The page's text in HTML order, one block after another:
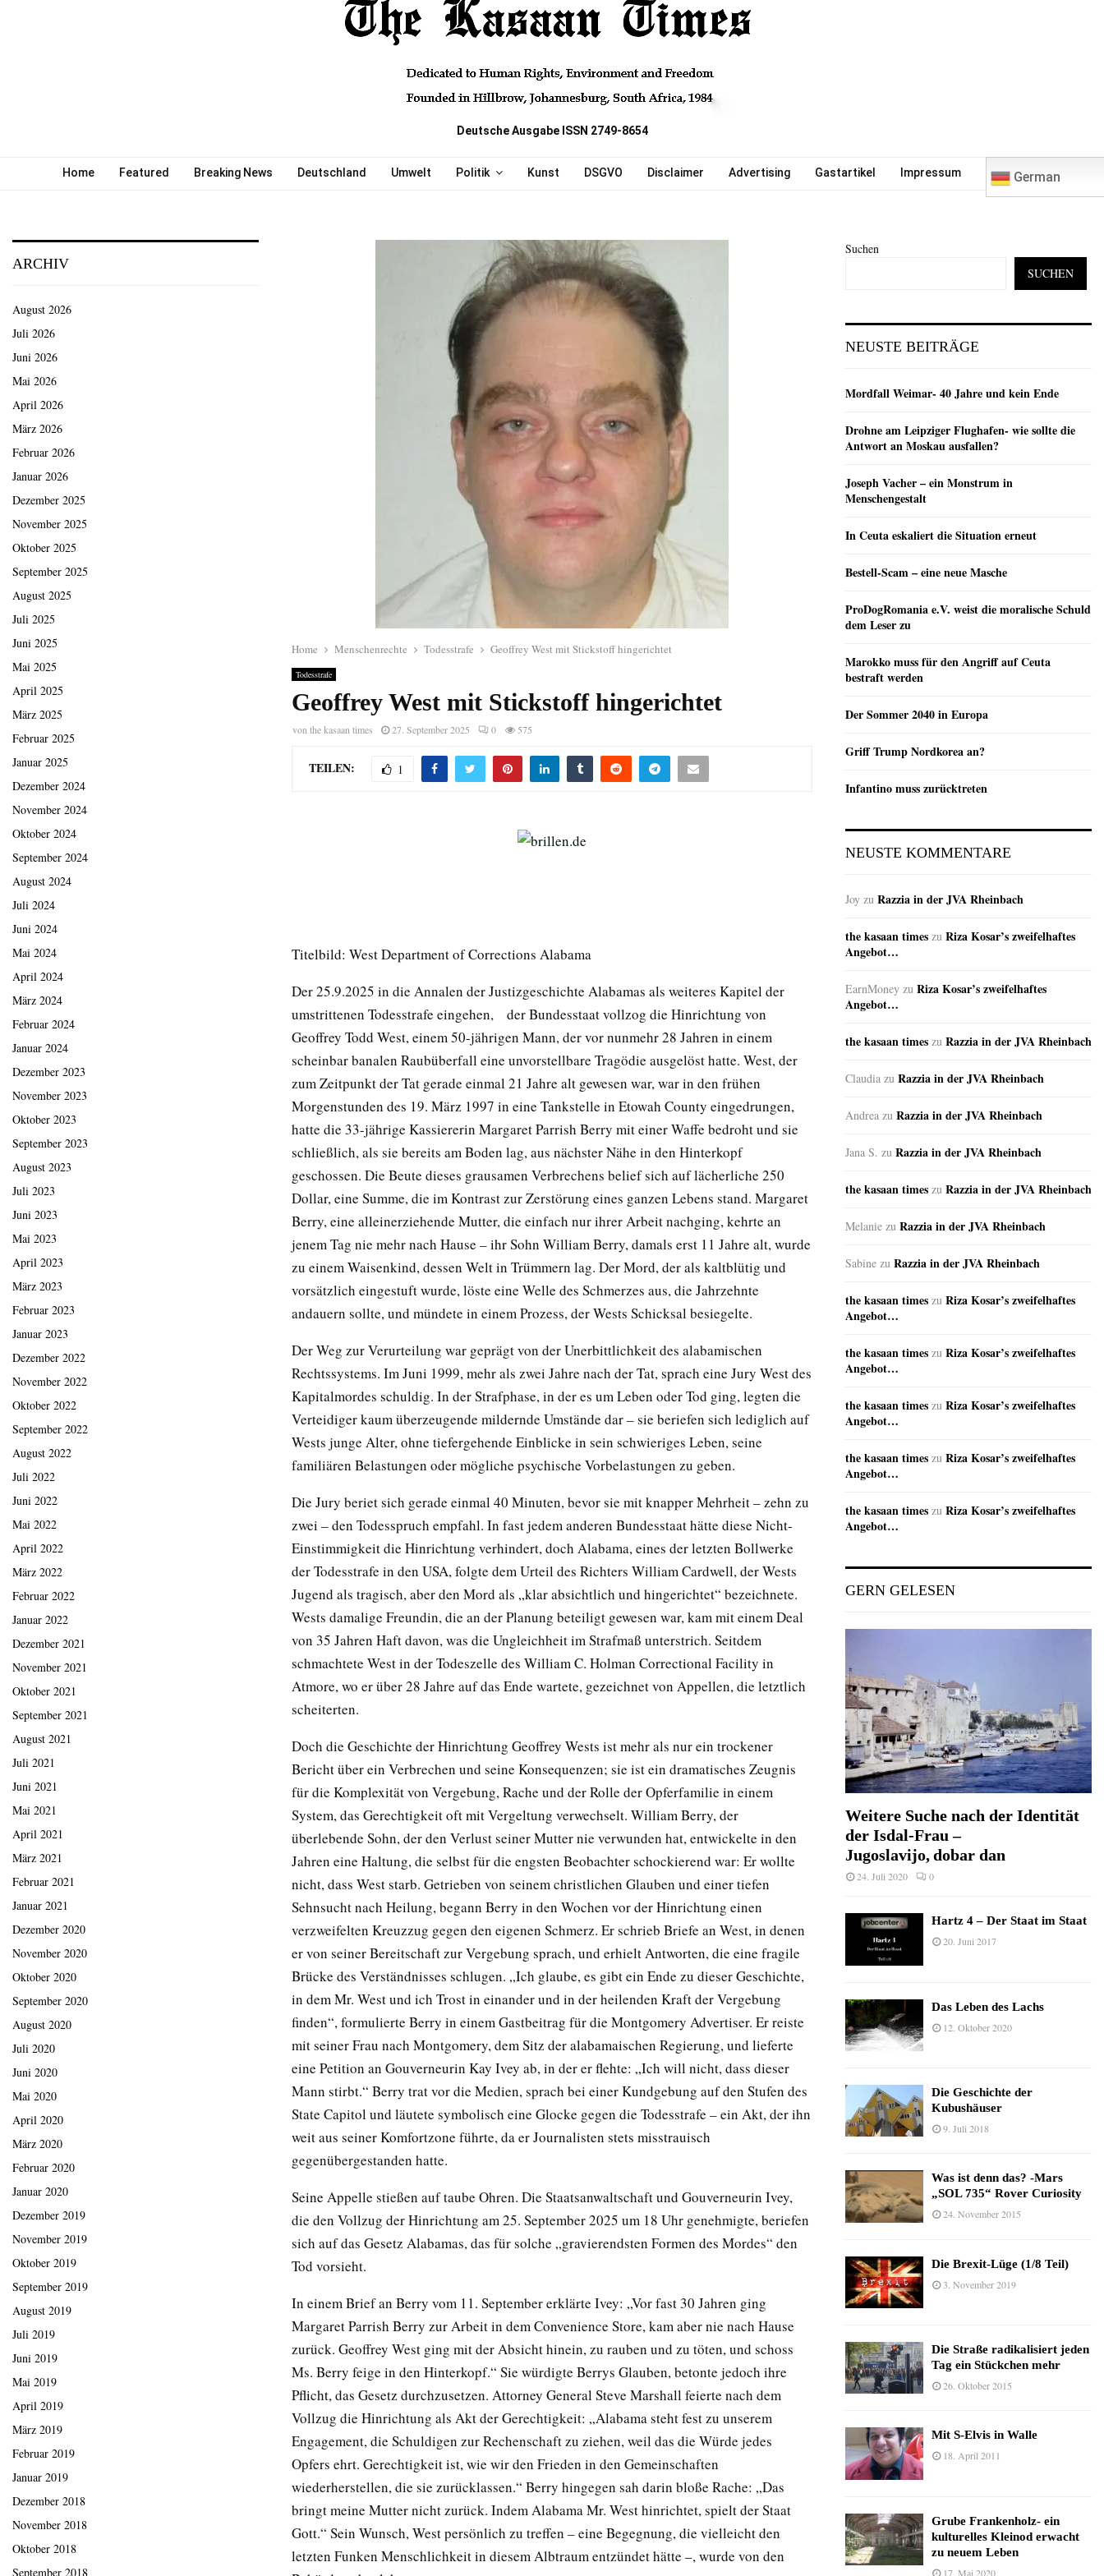
Deutsche Ausgabe ISSN 2749-8654
Home Featured Breaking News Deutschland Umwelt Politik Kunst DSGVO Disclaimer Advertising Gastartikel Impressum German
Home Menschenrechte Todesstrafe Geoffrey West mit Stickstoff hingerichtet
Todesstrafe
Geoffrey West mit Stickstoff hingerichtet
vonthe kasaan times 27. September 2025 0 575
TEILEN: 1
Titelbild: West Department of Corrections Alabama
Der 25.9.2025 in die Annalen der Justizgeschichte Alabamas als weiteres Kapitel der
umstrittenen Todesstrafe eingehen, der Bundesstaat vollzog die Hinrichtung von
Geoffrey Todd West, einem 50-jährigen Mann, der vor nunmehr 28 Jahren in einem
scheinbar banalen Raubüberfall eine unvorstellbare Tragödie ausgelöst hatte. West, der
zum Zeitpunkt der Tat gerade einmal 21 Jahre alt gewesen war, war in den frühen
Morgenstunden des 19. März 1997 in eine Tankstelle in Etowah County eingedrungen,
hatte die 33-jährige Kassiererin Margaret Parrish Berry mit einer Waffe bedroht und sie
schließlich, als sie bereits am Boden lag, aus nächster Nähe in den Hinterkopf
geschossen. Die Beute dieses grausamen Verbrechens belief sich auf lächerliche 250
Dollar, eine Summe, die im Kontrast zur Zerstörung eines ganzen Lebens stand. Margaret
Berry, eine alleinerziehende Mutter, die einfach nur ihrer Arbeit nachging, kehrte an
jenem Tag nie mehr nach Hause – ihr Sohn William Berry, damals erst 11 Jahre alt, wurde
zu einem Waisenkind, dessen Welt in Trümmern lag. Der Mord, der als kaltblütig und
vorsätzlich eingestuft wurde, löste eine Welle des Schmerzes aus, die Jahrzehnte
andauern sollte, und mündete in einem Prozess, der Wests Schicksal besiegelte.
Der Weg zur Verurteilung war geprägt von der Unerbittlichkeit des alabamischen
Rechtssystems. Im Juni 1999, mehr als zwei Jahre nach der Tat, sprach eine Jury West des
Kapitalmordes schuldig. In der Strafphase, in der es um Leben oder Tod ging, legten die
Verteidiger kaum überzeugende mildernde Umstände dar – sie beriefen sich lediglich auf
Wests junge Alter, ohne tiefergehende Einblicke in sein schwieriges Leben, seine
familiären Belastungen oder mögliche psychische Vorbelastungen zu geben.
Die Jury beriet sich gerade einmal 40 Minuten, bevor sie mit knapper Mehrheit – zehn zu
zwei – den Todesspruch empfahl. In fast jedem anderen Bundesstaat hätte diese Nicht-
Einstimmigkeit die Hinrichtung verhindert, doch Alabama, eines der letzten Bollwerke
der Todesstrafe in den USA, folgte dem Urteil des Richters William Cardwell, der Wests
Jugend als tragisch, aber den Mord als „klar absichtlich und hingerichtet“ bezeichnete.
Wests damalige Freundin, die an der Planung beteiligt gewesen war, kam mit einem Deal
von 35 Jahren Haft davon, was die Ungleichheit im Strafmaß unterstrich. Seitdem
schmachtete West in der Todeszelle des William C. Holman Correctional Facility in
Atmore, wo er über 28 Jahre auf das Ende wartete, gezeichnet von Appellen, die letztlich
scheiterten.
Doch die Geschichte der Hinrichtung Geoffrey Wests ist mehr als nur ein trockener
Bericht über ein Verbrechen und seine Konsequenzen; sie ist ein dramatisches Zeugnis
für die Komplexität von Vergebung, Rache und der Rolle der Opferfamilie in einem
System, das Gerechtigkeit oft mit Vergeltung verwechselt. William Berry, der
überlebende Sohn, der den Verlust seiner Mutter nie verwunden hat, entwickelte in den
Jahren eine Haltung, die selbst für die engsten Beobachter schockierend war: Er wollte
nicht, dass West starb. Getrieben von seinem christlichen Glauben und einer tiefen
Sehnsucht nach Heilung, begann Berry in den Wochen vor der Hinrichtung einen
verzweifelten Kreuzzug gegen den eigenen Schmerz. Er schrieb Briefe an West, in denen
er von seiner Bereitschaft zur Vergebung sprach, und erhielt Antworten, die eine fragile
Brücke des Verständnisses schlugen. „Ich glaube, es gibt ein Ende zu dieser Geschichte,
in dem Mr. West und ich Trost in einander und in der heilenden Kraft der Vergebung
finden“, formulierte Berry in einem Gastbeitrag für die Montgomery Advertiser. Er reiste
mit seiner Frau nach Montgomery, dem Sitz der alabamaischen Regierung, und lieferte
eine Petition an Gouverneurin Kay Ivey ab, in der er flehte: „Ich will nicht, dass dieser
Mann stirbt.“ Berry trat vor die Medien, sprach bei einer Kundgebung auf den Stufen des
State Capitol und läutete symbolisch eine Glocke gegen die Todesstrafe – ein Akt, der ihn
weit aus seiner Komfortzone führte, da er Journalisten stets misstrauisch
gegenübergestanden hatte.
Seine Appelle stießen auf taube Ohren. Die Staatsanwaltschaft und Gouverneurin Ivey,
die den Vollzug der Hinrichtung am 25. September 2025 um 18 Uhr genehmigte, beriefen
sich auf das Gesetz Alabamas, das für solche „gravierendsten Formen des Mordes“ den
Tod vorsieht.
In einem Brief an Berry vom 11. September erklärte Ivey: „Vor fast 30 Jahren ging
Margaret Parrish Berry zur Arbeit in dem Convenience Store, kam aber nie nach Hause
zurück. Geoffrey West ging mit der Absicht hinein, zu rauben und zu töten, und schoss
Ms. Berry feige in den Hinterkopf.“ Sie würdigte Berrys Glauben, betonte jedoch ihre
Pflicht, das Gesetz durchzusetzen. Attorney General Steve Marshall feierte nach dem
Vollzug die Hinrichtung als Akt der Gerechtigkeit: „Alabama steht fest zu unserem
Engagement, die Schuldigen zur Rechenschaft zu ziehen, weil das die Würde jedes
Opfers ehrt. Gerechtigkeit ist, wie wir den Frieden in den Gemeinschaften
wiederherstellen, die sie zurücklassen.“ Berry hingegen sah darin bloße Rache: „Das
bringt meine Mutter nicht zurück. Indem Alabama Mr. West hinrichtet, spielt der Staat
Gott.“ Sein Wunsch, West persönlich zu treffen – eine Begegnung, die vielleicht den
letzten Funken Menschlichkeit in diesem Albtraum entzündet hätte –, wurde von den
ARCHIV
August 2026
Juli 2026
Juni 2026
Mai 2026
April 2026
März 2026
Februar 2026
Januar 2026
Dezember 2025
November 2025
Oktober 2025
September 2025
August 2025
Juli 2025
Juni 2025
Mai 2025
April 2025
März 2025
Februar 2025
Januar 2025
Dezember 2024
November 2024
Oktober 2024
September 2024
August 2024
Juli 2024
Juni 2024
Mai 2024
April 2024
März 2024
Februar 2024
Januar 2024
Dezember 2023
November 2023
Oktober 2023
September 2023
August 2023
Juli 2023
Juni 2023
Mai 2023
April 2023
März 2023
Februar 2023
Januar 2023
Dezember 2022
November 2022
Oktober 2022
September 2022
August 2022
Juli 2022
Juni 2022
Mai 2022
April 2022
März 2022
Februar 2022
Januar 2022
Dezember 2021
November 2021
Oktober 2021
September 2021
August 2021
Juli 2021
Juni 2021
Mai 2021
April 2021
März 2021
Februar 2021
Januar 2021
Dezember 2020
November 2020
Oktober 2020
September 2020
August 2020
Juli 2020
Juni 2020
Mai 2020
April 2020
März 2020
Februar 2020
Januar 2020
Dezember 2019
November 2019
Oktober 2019
September 2019
August 2019
Juli 2019
Juni 2019
Mai 2019
April 2019
März 2019
Februar 2019
Januar 2019
Dezember 2018
November 2018
Oktober 2018
September 2018
Suchen
SUCHEN
NEUSTE BEITRÄGE
Mordfall Weimar- 40 Jahre und kein Ende
Drohne am Leipziger Flughafen- wie sollte die
Antwort an Moskau ausfallen?
Joseph Vacher – ein Monstrum in
Menschengestalt
In Ceuta eskaliert die Situation erneut
Bestell-Scam – eine neue Masche
ProDogRomania e.V. weist die moralische Schuld
dem Leser zu
Marokko muss für den Angriff auf Ceuta
bestraft werden
Der Sommer 2040 in Europa
Griff Trump Nordkorea an?
Infantino muss zurücktreten
NEUSTE KOMMENTARE
Joy zu Razzia in der JVA Rheinbach
the kasaan times zu Riza Kosar’s zweifelhaftes
Angebot…
EarnMoney zu Riza Kosar’s zweifelhaftes
Angebot…
the kasaan times zu Razzia in der JVA Rheinbach
Claudia zu Razzia in der JVA Rheinbach
Andrea zu Razzia in der JVA Rheinbach
Jana S. zu Razzia in der JVA Rheinbach
the kasaan times zu Razzia in der JVA Rheinbach
Melanie zu Razzia in der JVA Rheinbach
Sabine zu Razzia in der JVA Rheinbach
the kasaan times zu Riza Kosar’s zweifelhaftes
Angebot…
the kasaan times zu Riza Kosar’s zweifelhaftes
Angebot…
the kasaan times zu Riza Kosar’s zweifelhaftes
Angebot…
the kasaan times zu Riza Kosar’s zweifelhaftes
Angebot…
the kasaan times zu Riza Kosar’s zweifelhaftes
Angebot…
GERN GELESEN
Weitere Suche nach der Identität
der Isdal-Frau –
Jugoslavijo, dobar dan
24. Juli 2020 0
Hartz 4 – Der Staat im Staat
20. Juni 2017
Das Leben des Lachs
12. Oktober 2020
Die Geschichte der
Kubushäuser
9. Juli 2018
Was ist denn das? -Mars
„SOL 735“ Rover Curiosity
24. November 2015
Die Brexit-Lüge (1/8 Teil)
3. November 2019
Die Straße radikalisiert jeden
Tag ein Stückchen mehr
26. Oktober 2015
Mit S-Elvis in Walle
18. April 2011
Grube Frankenholz- ein
kulturelles Kleinod erwacht
zu neuem Leben
17. Mai 2020